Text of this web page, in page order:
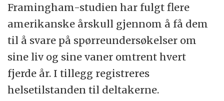
Framingham-studien har fulgt flere
amerikanske årskull gjennom å få dem
til å svare på spørreundersøkelser om
sine liv og sine vaner omtrent hvert
fjerde år. I tillegg registreres
helsetilstanden til deltakerne.